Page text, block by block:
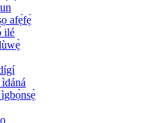
afẹ́fẹ́
ilé